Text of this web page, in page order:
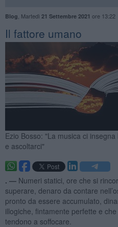
Blog Martedì 21 Settembre 2021 ore 13:22
Il fattore umano
Ezio Bosso: "La musica ci
e ascoltarci"
. — Numeri statici, ore che si
superare, denaro da contare
pronto da essere accumulato,
illogiche, fintamente perfette e
tendono a soffocare.